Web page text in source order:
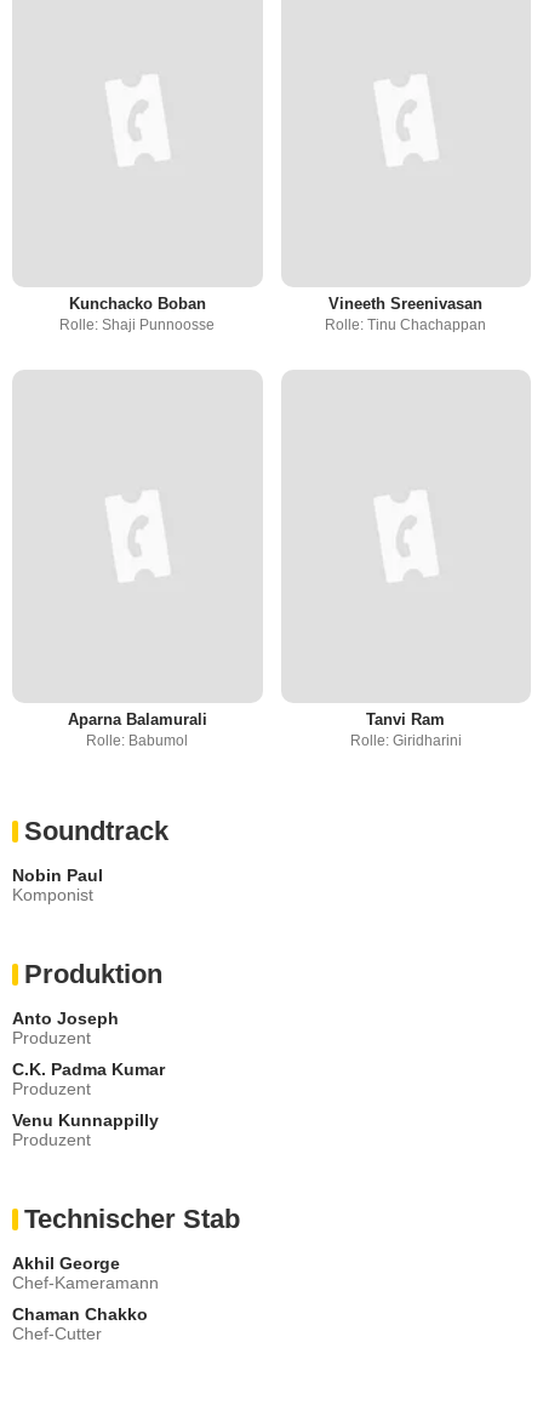
Kunchacko Boban
Rolle: Shaji Punnoosse
Vineeth Sreenivasan
Rolle: Tinu Chachappan
Aparna Balamurali
Rolle: Babumol
Tanvi Ram
Rolle: Giridharini
Soundtrack
Nobin Paul
Komponist
Produktion
Anto Joseph
Produzent
C.K. Padma Kumar
Produzent
Venu Kunnappilly
Produzent
Technischer Stab
Akhil George
Chef-Kameramann
Chaman Chakko
Chef-Cutter